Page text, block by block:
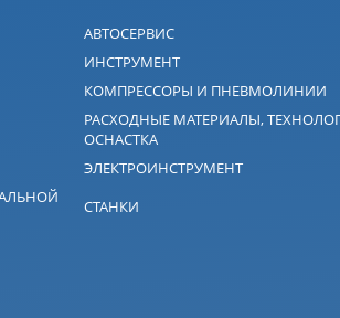
АВТОСЕРВИС
ИНСТРУМЕНТ
КОМПРЕССОРЫ И ПНЕВМОЛИНИИ
РАСХОДНЫЕ МАТЕРИАЛЫ,
ОСНАСТКА
ЭЛЕКТРОИНСТРУМЕНТ
СТАНКИ